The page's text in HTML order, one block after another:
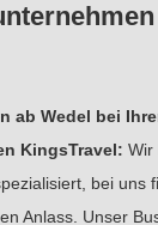
ab Wedel bei
KingsTravel: Wir
bei uns
Anlass. Unser